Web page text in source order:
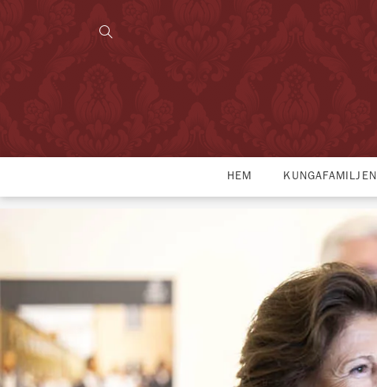
HEM KUNGAFAMILJEN